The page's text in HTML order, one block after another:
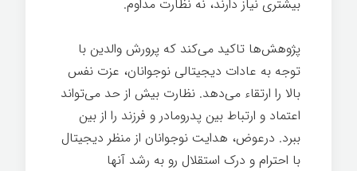
بیشتری نیاز دارند، نه نظارت مداوم.
پژوهش‌ها تاکید می‌کند که پرورش والدین با
توجه به عادات دیجیتالی نوجوانان، عزت نفس
بالا را ارتقاء می‌دهد. نظارت بیش از حد می‌تواند
اعتماد و ارتباط بین پدرومادر و فرزند را از بین
ببرد. درعوض، هدایت نوجوانان از منظر دیجیتال
با احترام و درک استقلال رو به رشد آنها